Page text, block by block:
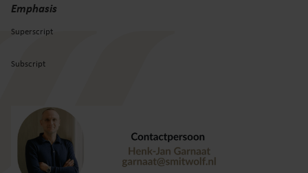
Emphasis
Superscript
Subscript